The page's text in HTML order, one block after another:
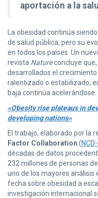
aportación a la
La obesidad continúa
de salud pública, pero su
en todos los países. Un
revista Natureconcluye
desarrollados el
ralentizado o estabilizado,
baja continúa acelerándose.
«Obesity rise plateaus in
developing nations»
El trabajo, elaborado por la
Factor Collaboration (
décadas de datos
232 millones de personas
uno de los mayores
fecha sobre obesidad a
investigación internacional